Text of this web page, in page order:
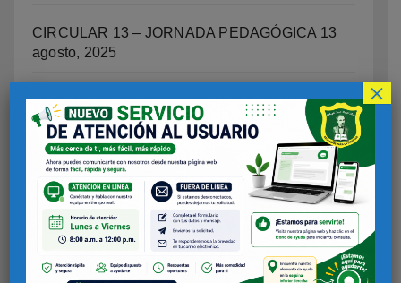
CIRCULAR 13 – JORNADA PEDAGÓGICA 13
agosto, 2025
ORIENTACIÓN ESCOLAR 12 agosto, 2025
OFICINA DE CONVIVENCIA ESCOLAR 12
agosto, 2025
PROGRAMA INTEGRAL DE EDUCACIÓN
SOCIOEMOCIONAL, CIUDADANA Y
ESCUELAS COMO TERRTORIOS DE PAZ.
12
agosto, 2025
×